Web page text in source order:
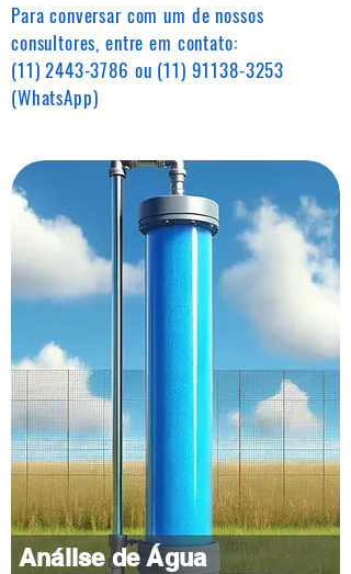
Para conversar com um de nossos
consultores, entre em contato:
(11) 2443-3786 ou (11) 91138-3253
(WhatsApp)
Análise de Água